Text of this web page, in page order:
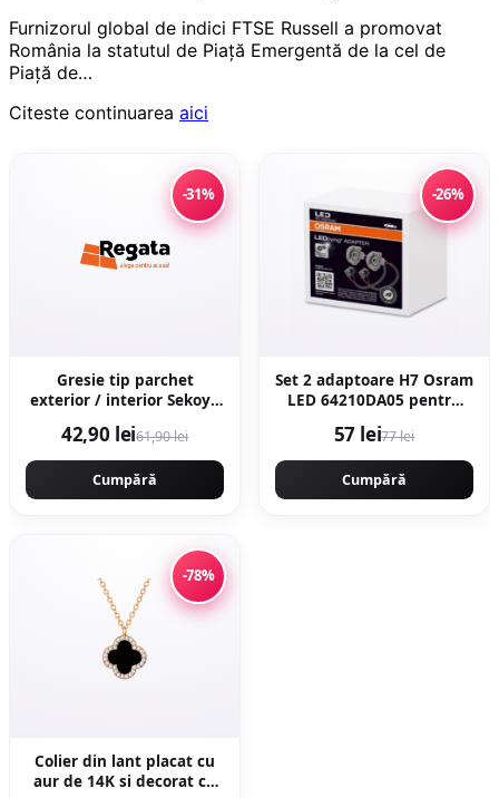
Furnizorul global de indici FTSE Russell a promovat
România la statutul de Piață Emergentă de la cel de
Piață de…
Citeste continuarea aici
-31%
Gresie tip parchet
exterior / interior Sekoya
portelanata
antiderapanta
42,90 lei61,90 lei
Cumpără
-26%
Set 2 adaptoare H7 Osram
LED 64210DA05 pentru
57 lei77 lei
Cumpără
-78%
Colier din lant placat cu
aur de 14K si decorat cu